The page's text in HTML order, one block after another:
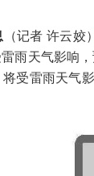
（记者 许云姣）
雨天气影响
受雷雨天气